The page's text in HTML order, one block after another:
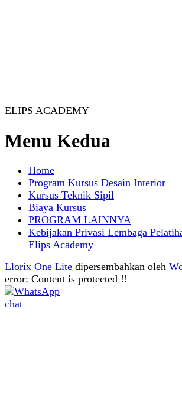
ELIPS ACADEMY
Menu Kedua
Home
Program Kursus Desain Interior
Kursus Teknik Sipil
Biaya Kursus
PROGRAM LAINNYA
Kebijakan Privasi Lembaga
Elips Academy
Llorix One Lite dipersembahkan oleh
error: Content is protected !!